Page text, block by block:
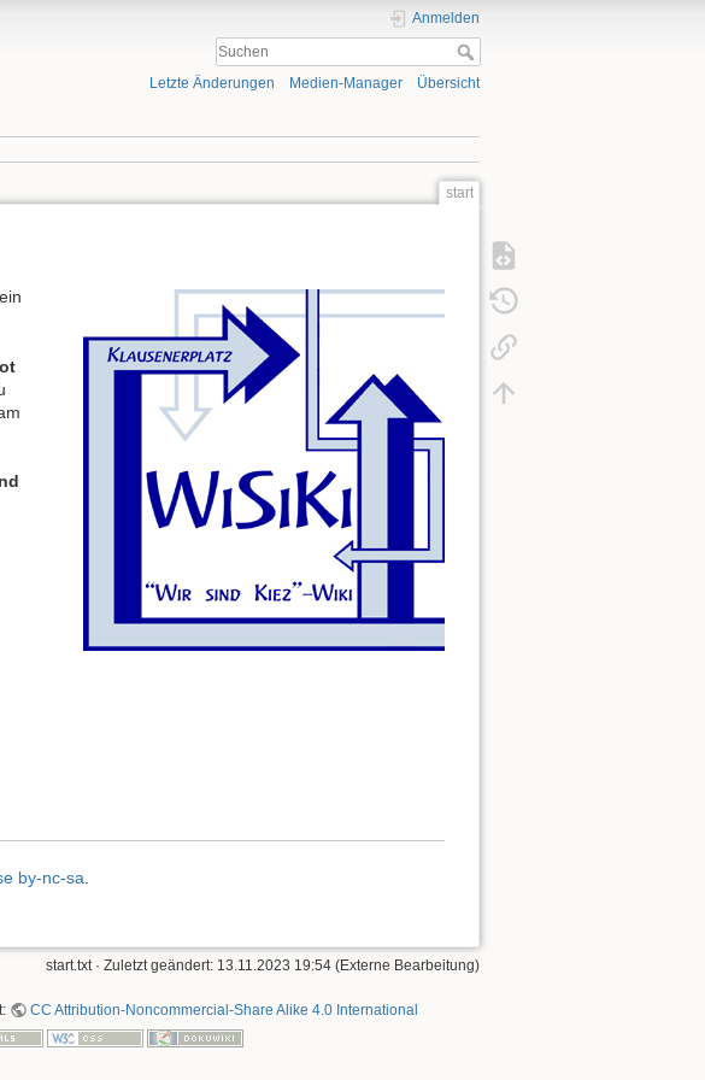
Anmelden
Letzte Änderungen Medien-Manager Übersicht
start
by-nc-sa
start.txt· Zuletzt geändert: 13.11.2023 19:54 (Externe Bearbeitung)
CC Attribution-Noncommercial-Share Alike 4.0 International